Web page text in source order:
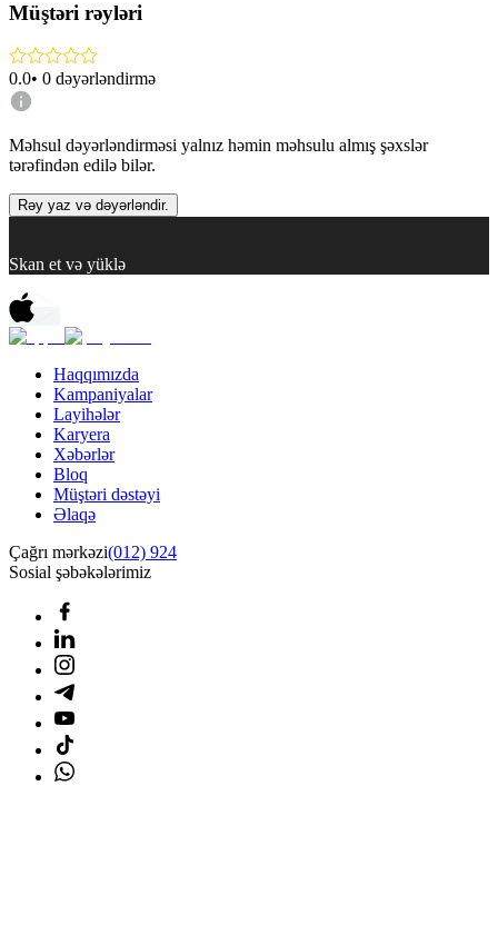
Müştəri rəyləri
0.0• 0 dəyərləndirmə
Məhsul dəyərləndirməsi yalnız həmin məhsulu almış şəxslər
tərəfindən edilə bilər.
Rəy yaz və dəyərləndir.
Skan et və yüklə
Haqqımızda
Kampaniyalar
Layihələr
Karyera
Xəbərlər
Bloq
Müştəri dəstəyi
Əlaqə
Çağrı mərkəzi(012) 924
Sosial şəbəkələrimiz